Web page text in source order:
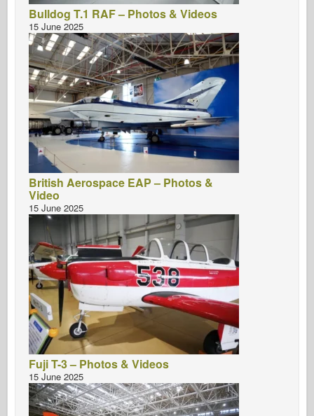
Bulldog T.1 RAF – Photos & Videos
15 June 2025
British Aerospace EAP – Photos &
Video
15 June 2025
Fuji T-3 – Photos & Videos
15 June 2025